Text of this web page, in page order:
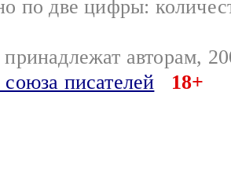
по две цифры:
авторам,
писателей
18+